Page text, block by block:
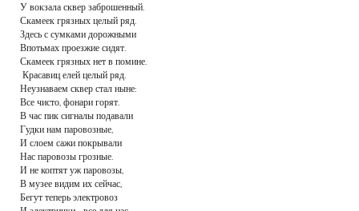
У вокзала сквер заброшенный.
Скамеек грязных целый ряд.
Здесь с сумками дорожными
Впотьмах проезжие сидят.
Скамеек грязных нет в помине.
Красавиц елей целый ряд.
Неузнаваем сквер стал ныне:
Все чисто, фонари горят.
В час пик сигналы подавали
Гудки нам паровозные,
И слоем сажи покрывали
Нас паровозы грозные.
И не коптят уж паровозы,
В музее видим их сейчас,
Бегут теперь электровоз